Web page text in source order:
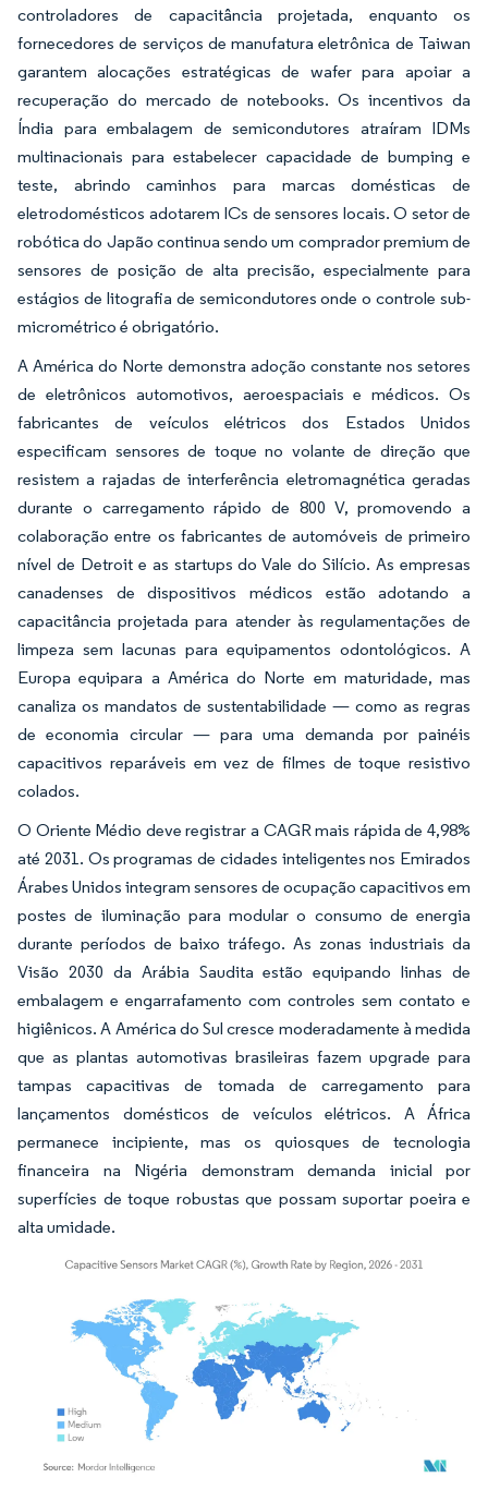
controladores de capacitância projetada, enquanto os
fornecedores de serviços de manufatura eletrônica de Taiwan
garantem alocações estratégicas de wafer para apoiar a
recuperação do mercado de notebooks. Os incentivos da
Índia para embalagem de semicondutores atraíram IDMs
multinacionais para estabelecer capacidade de bumping e
teste, abrindo caminhos para marcas domésticas de
eletrodomésticos adotarem ICs de sensores locais. O setor de
robótica do Japão continua sendo um comprador premium de
sensores de posição de alta precisão, especialmente para
estágios de litografia de semicondutores onde o controle sub-
micrométrico é obrigatório.
A América do Norte demonstra adoção constante nos setores
de eletrônicos automotivos, aeroespaciais e médicos. Os
fabricantes de veículos elétricos dos Estados Unidos
especificam sensores de toque no volante de direção que
resistem a rajadas de interferência eletromagnética geradas
durante o carregamento rápido de 800 V, promovendo a
colaboração entre os fabricantes de automóveis de primeiro
nível de Detroit e as startups do Vale do Silício. As empresas
canadenses de dispositivos médicos estão adotando a
capacitância projetada para atender às regulamentações de
limpeza sem lacunas para equipamentos odontológicos. A
Europa equipara a América do Norte em maturidade, mas
canaliza os mandatos de sustentabilidade — como as regras
de economia circular — para uma demanda por painéis
capacitivos reparáveis em vez de filmes de toque resistivo
colados.
O Oriente Médio deve registrar a CAGR mais rápida de 4,98%
até 2031. Os programas de cidades inteligentes nos Emirados
Árabes Unidos integram sensores de ocupação capacitivos em
postes de iluminação para modular o consumo de energia
durante períodos de baixo tráfego. As zonas industriais da
Visão 2030 da Arábia Saudita estão equipando linhas de
embalagem e engarrafamento com controles sem contato e
higiênicos. A América do Sul cresce moderadamente à medida
que as plantas automotivas brasileiras fazem upgrade para
tampas capacitivas de tomada de carregamento para
lançamentos domésticos de veículos elétricos. A África
permanece incipiente, mas os quiosques de tecnologia
financeira na Nigéria demonstram demanda inicial por
superfícies de toque robustas que possam suportar poeira e
alta umidade.